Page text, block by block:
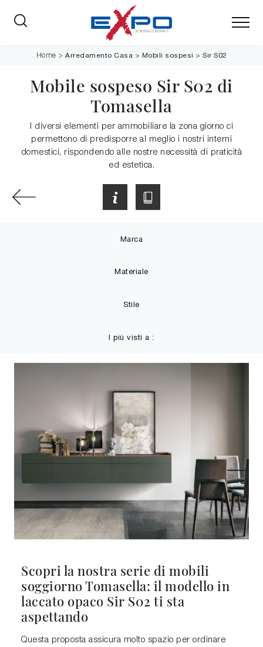
Home > Arredamento Casa > Mobili sospesi > Sir S02
Mobile sospeso Sir S02 di
Tomasella
I diversi elementi per ammobiliare la zona giorno ci
permettono di predisporre al meglio i nostri interni
domestici, rispondendo alle nostre necessità di praticità
ed estetica.
Marca
Materiale
Stile
I più visti a :
Scopri la nostra serie di mobili
soggiorno Tomasella: il modello in
laccato opaco Sir S02 ti sta
aspettando
Questa proposta assicura molto spazio per ordinare